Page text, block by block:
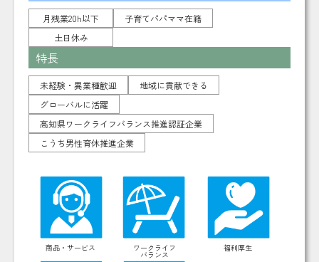
月残業20h以下
子育てパパママ在籍
土日休み
特長
未経験・異業種歓迎
地域に貢献できる
グローバルに活躍
高知県ワークライフバランス推進認証企業
こうち男性育休推進企業
商品・サービス ワークライフ
バランス
福利厚生